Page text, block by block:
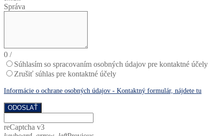
Správa
0 /
Súhlasím so spracovaním osobných údajov pre kontaktné účely
Zrušiť súhlas pre kontaktné účely
Informácie o ochrane osobných údajov - Kontaktný formulár, nájdete tu
ODOSLAŤ
reCaptcha v3